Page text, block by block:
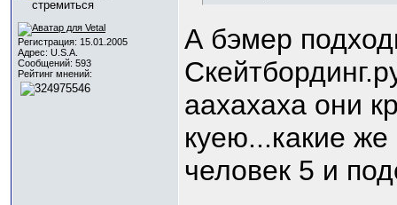
Регистрация: 15.01.2005
Адрес: U.S.A.
Сообщений: 593
Рейтинг мнений:
А бэмер
аахахаха они
куею...какие же
человек 5 и